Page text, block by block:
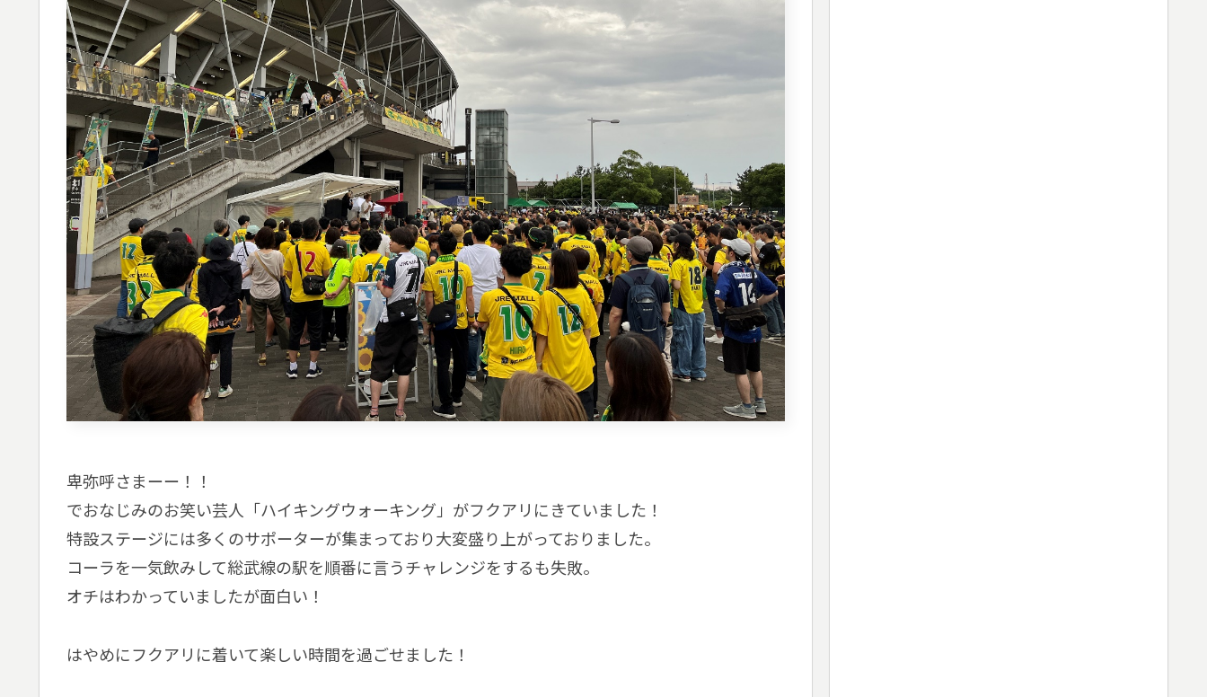
卑弥呼さまーー！！
でおなじみのお笑い芸人「ハイキングウォーキング」がフクアリにきていました！
特設ステージには多くのサポーターが集まっており大変盛り上がっておりました。
コーラを一気飲みして総武線の駅を順番に言うチャレンジをするも失敗。
オチはわかっていましたが面白い！
はやめにフクアリに着いて楽しい時間を過ごせました！